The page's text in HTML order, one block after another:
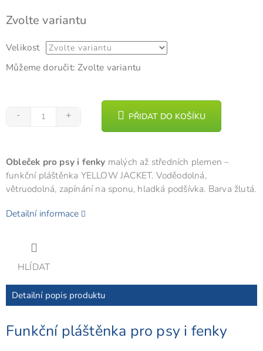
cena:
Zvolte variantu
Velikost
Můžeme doručit: Zvolte variantu
PŘIDAT DO KOŠÍKU
Obleček pro psy i fenky malých až středních plemen –
funkční pláštěnka YELLOW JACKET. Voděodolná,
větruodolná, zapínání na sponu, hladká podšívka. Barva žlutá.
Detailní informace
HLÍDAT
Detailní popis produktu
Funkční pláštěnka pro psy i fenky